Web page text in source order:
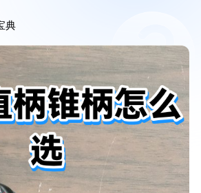
典